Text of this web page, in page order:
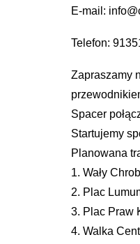
E-mail:
Telefon:
Zapraszamy
Spacer
Startujemy
Planowana
1. Wały
2. Plac
3. Plac Praw
4. Walka